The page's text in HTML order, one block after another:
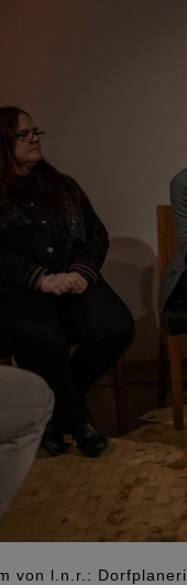
von l.n.r.: